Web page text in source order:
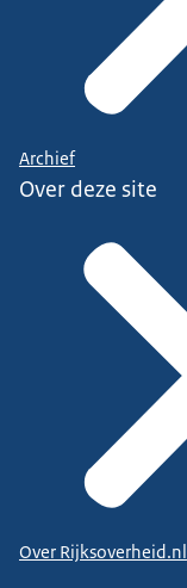
Archief
Over deze site
Over Rijksoverheid.nl